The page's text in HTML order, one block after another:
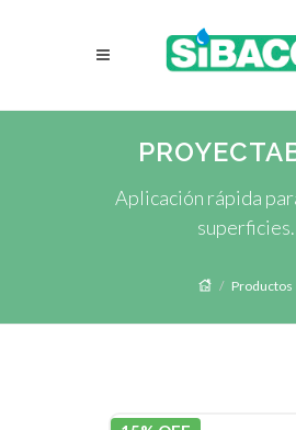
Aplicación rápida
superficies.
Productos